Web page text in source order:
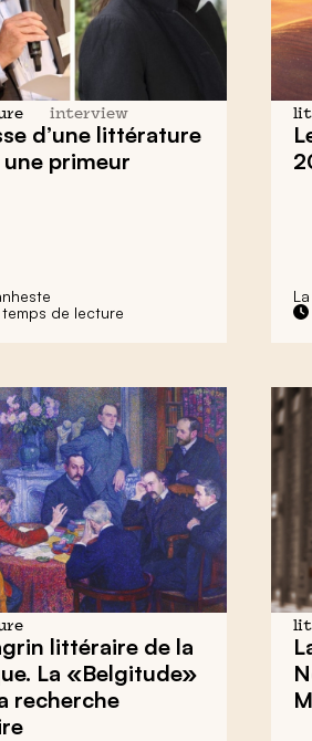
interview
d’une littérature
primeur
temps de lecture
littéraire de la
La «Belgitude»
recherche